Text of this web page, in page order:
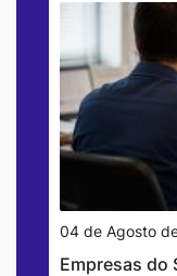
04 de Agosto
Empresas do